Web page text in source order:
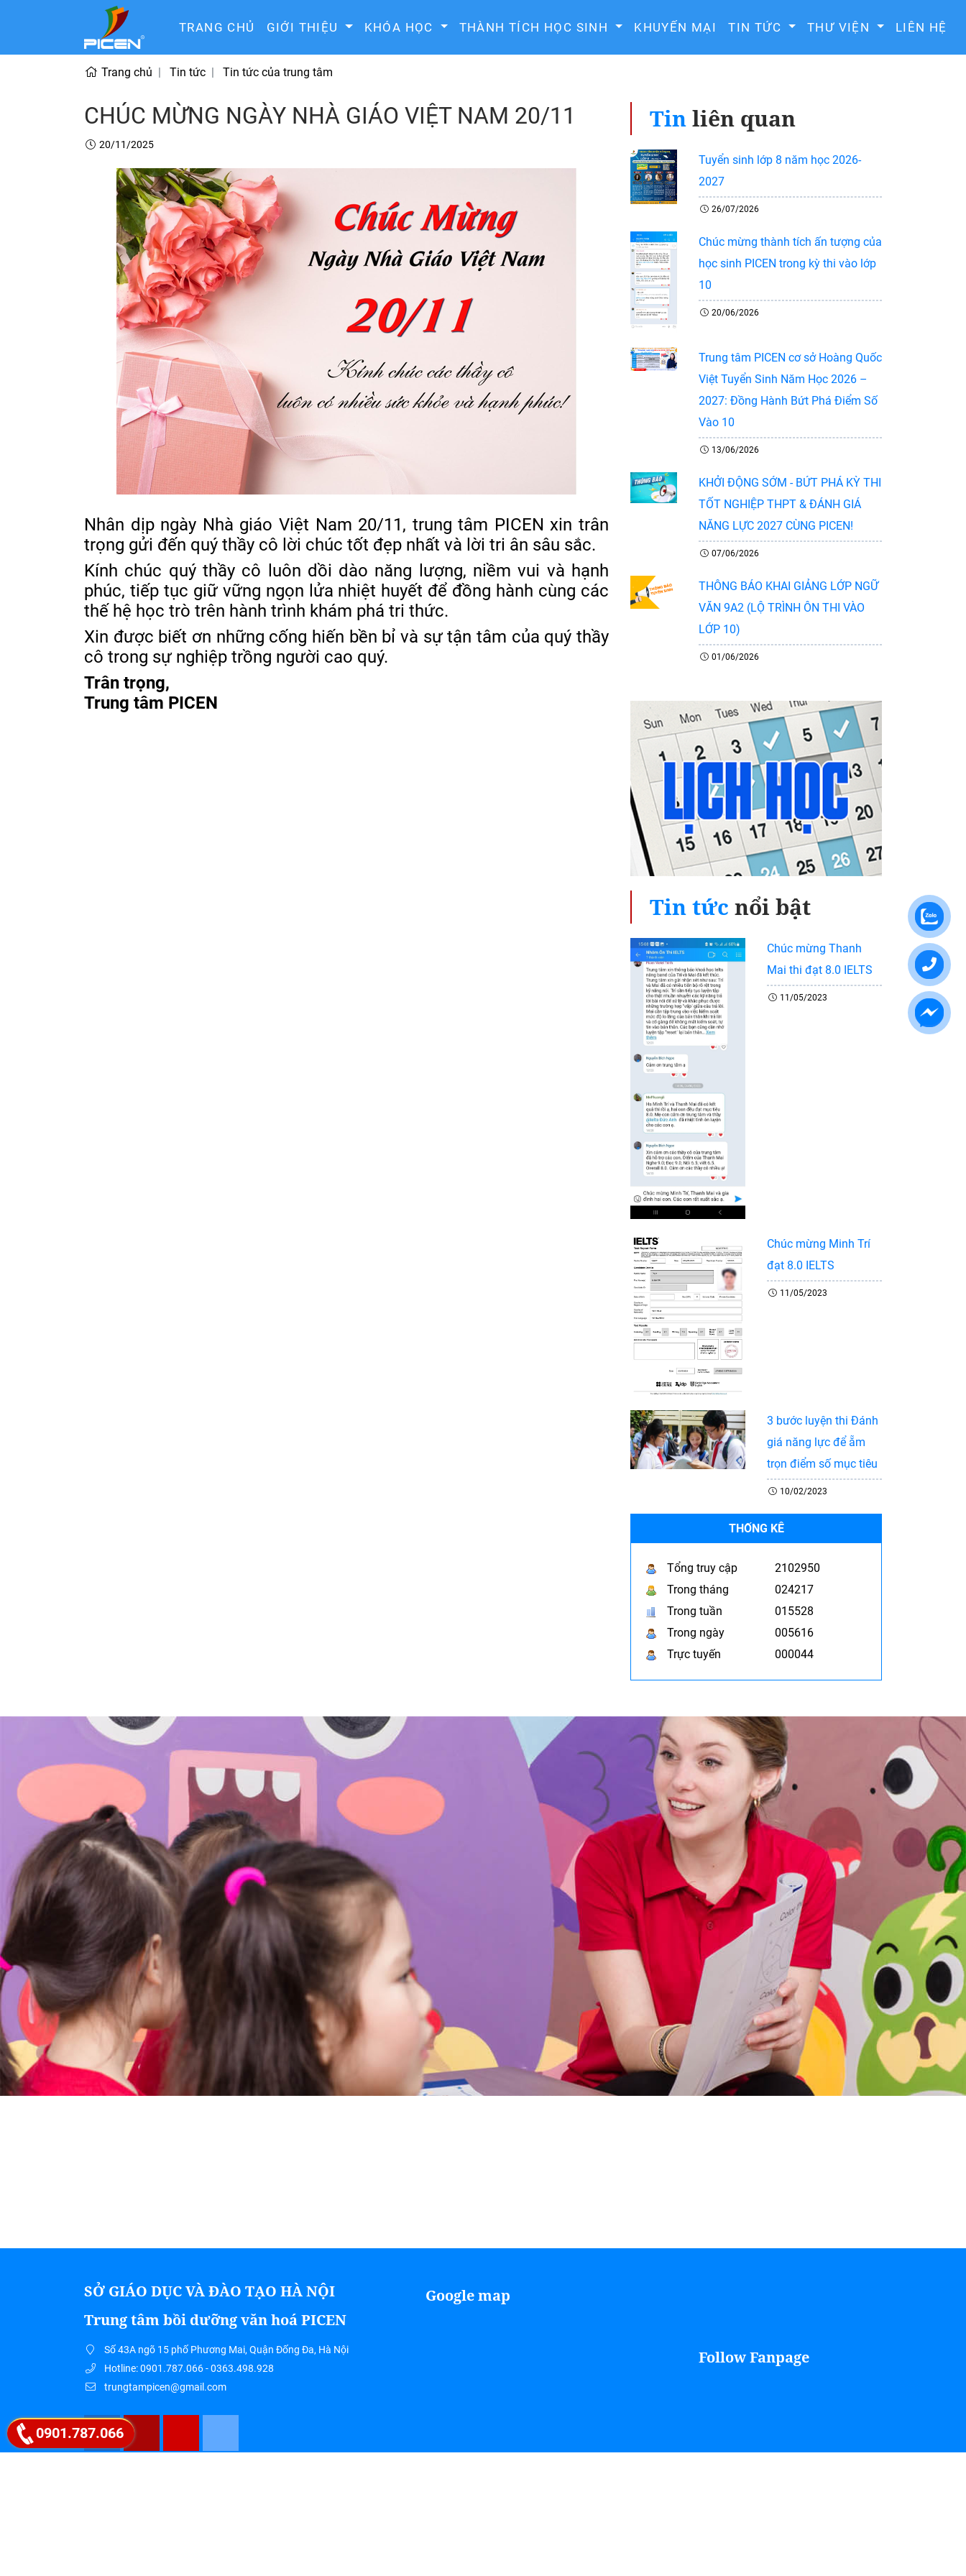
TRANG CHỦ GIỚI THIỆU KHÓA HỌC THÀNH TÍCH HỌC SINH KHUYẾN MẠI TIN TỨC THƯ VIỆN LIÊN HỆ
Trang chủ Tin tức Tin tức của trung tâm
CHÚC MỪNG NGÀY NHÀ GIÁO VIỆT NAM 20/11
20/11/2025
Nhân dịp ngày Nhà giáo Việt Nam 20/11, trung tâm PICEN xin trân
trọng gửi đến quý thầy cô lời chúc tốt đẹp nhất và lời tri ân sâu sắc.
Kính chúc quý thầy cô luôn dồi dào năng lượng, niềm vui và hạnh
phúc, tiếp tục giữ vững ngọn lửa nhiệt huyết để đồng hành cùng các
thế hệ học trò trên hành trình khám phá tri thức.
Xin được biết ơn những cống hiến bền bỉ và sự tận tâm của quý thầy
cô trong sự nghiệp trồng người cao quý.
Trân trọng,
Trung tâm PICEN
Tinliên quan
Tuyển sinh lớp 8 năm học 2026-
2027
26/07/2026
Chúc mừng thành tích ấn tượng của
học sinh PICEN trong kỳ thi vào lớp
10
20/06/2026
Trung tâm PICEN cơ sở Hoàng Quốc
Việt Tuyển Sinh Năm Học 2026 –
2027: Đồng Hành Bứt Phá Điểm Số
Vào 10
13/06/2026
KHỞI ĐỘNG SỚM - BỨT PHÁ KỲ THI
TỐT NGHIỆP THPT & ĐÁNH GIÁ
NĂNG LỰC 2027 CÙNG PICEN!
07/06/2026
THÔNG BÁO KHAI GIẢNG LỚP NGỮ
VĂN 9A2 (LỘ TRÌNH ÔN THI VÀO
LỚP 10)
01/06/2026
Tin tức nổi bật
Chúc mừng Thanh
Mai thi đạt 8.0 IELTS
11/05/2023
Chúc mừng Minh Trí
đạt 8.0 IELTS
11/05/2023
3 bước luyện thi Đánh
giá năng lực để ẵm
trọn điểm số mục tiêu
10/02/2023
THỐNG KÊ
Tổng truy cập
2102950
Trong tháng
024217
Trong tuần
015528
Trong ngày
005616
Trực tuyến
000044
SỞ GIÁO DỤC VÀ ĐÀO TẠO HÀ NỘI
Trung tâm bồi dưỡng văn hoá PICEN
Số 43A ngõ 15 phố Phương Mai, Quận Đống Đa, Hà Nội
Hotline: 0901.787.066 - 0363.498.928
trungtampicen@gmail.com
Google map
Follow Fanpage
0901.787.066